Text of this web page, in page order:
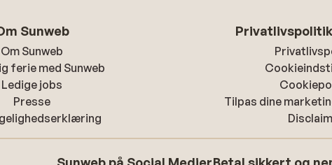
Sunweb
Om Sunweb
ferie med Sunweb
Ledige jobs
Presse
Tilpas dine